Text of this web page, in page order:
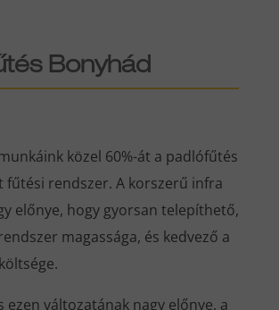
Bonyhád
közel 60%-át a padlófűtés
fűtési rendszer. A korszerű infra
előnye, hogy gyorsan telepíthető,
magassága, és kedvező a
ezen változatának nagy előnye, a